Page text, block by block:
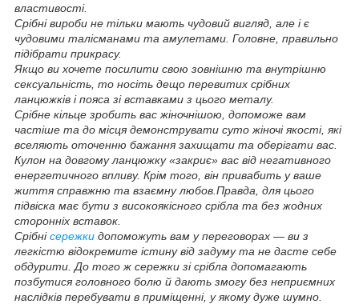
властивості.
Срібні вироби не тільки мають чудовий вигляд, але і є
чудовими талісманами та амулетами. Головне, правильно
підібрати прикрасу.
Якщо ви хочете посилити свою зовнішню та внутрішню
сексуальність, то носіть дещо перевитих срібних
ланцюжків і пояса зі вставками з цього металу.
Срібне кільце зробить вас жіночнішою, допоможе вам
частіше та до місця демонструвати суто жіночі якості, які
вселяють оточенню бажання захищати та оберігати вас.
Кулон на довгому ланцюжку «закриє» вас від негативного
енергетичного впливу. Крім того, він привабить у ваше
життя справжню та взаємну любов.Правда, для цього
підвіска має бути з високоякісного срібла та без жодних
сторонніх вставок.
Срібнісережки допоможуть вам у переговорах — ви з
легкістю відокремите істину від задуму та не дасте себе
обдурити. До того ж сережки зі срібла допомагають
позбутися головного болю й дають змогу без неприємних
наслідків перебувати в приміщенні, у якому дуже шумно.